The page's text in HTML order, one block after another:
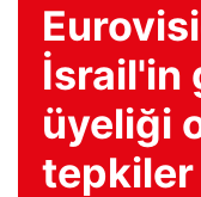
İsrail'in
üyeliği
tepkiler